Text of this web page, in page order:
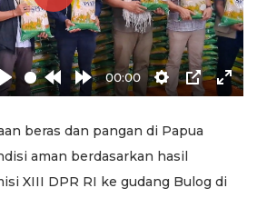
Play
Rewind
10s
Forward
00:00
Settings
PIP
Play
beras dan pangan di Papua
aman berdasarkan hasil
XIII DPR RI ke gudang Bulog di